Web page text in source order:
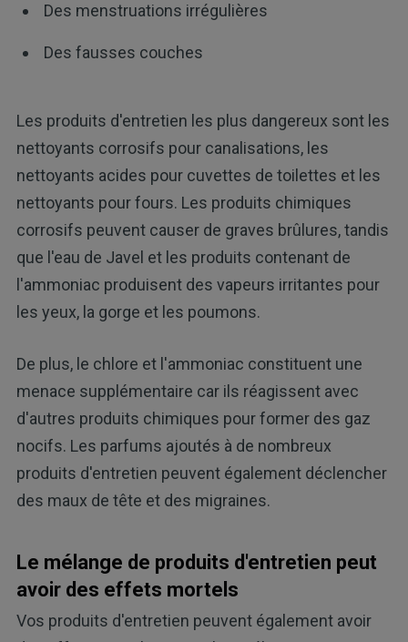
Des menstruations irrégulières
Des fausses couches
Les produits d'entretien les plus dangereux sont les
nettoyants corrosifs pour canalisations, les
nettoyants acides pour cuvettes de toilettes et les
nettoyants pour fours. Les produits chimiques
corrosifs peuvent causer de graves brûlures, tandis
que l'eau de Javel et les produits contenant de
l'ammoniac produisent des vapeurs irritantes pour
les yeux, la gorge et les poumons.
De plus, le chlore et l'ammoniac constituent une
menace supplémentaire car ils réagissent avec
d'autres produits chimiques pour former des gaz
nocifs. Les parfums ajoutés à de nombreux
produits d'entretien peuvent également déclencher
des maux de tête et des migraines.
Le mélange de produits d'entretien peut
avoir des effets mortels
Vos produits d'entretien peuvent également avoir